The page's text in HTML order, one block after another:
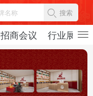
搜索
招商会议 行业展会